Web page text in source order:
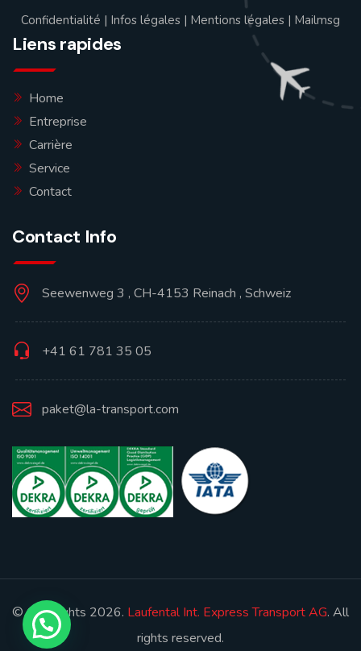
Confidentialité | Infos légales | Mentions légales | Mailmsg
Liens rapides
Home
Entreprise
Carrière
Service
Contact
Contact Info
Seewenweg 3 , CH-4153 Reinach , Schweiz
+41 61 781 35 05
paket@la-transport.com
© Copyrights 2026. Laufental Int. Express Transport AG. All
rights reserved.